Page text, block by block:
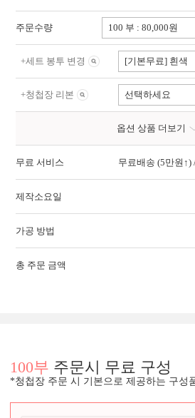
주문수량
+세트 봉투 변경 [기본무료] 흰색
+청첩장 리본 선택하세요
옵션 상품 더보기
무료 서비스 무료배송 (5만원↑)
제작소요일
가공 방법
총 주문 금액
100부 주문시 무료 구성
*청첩장 주문 시 기본으로 제공하는 구성